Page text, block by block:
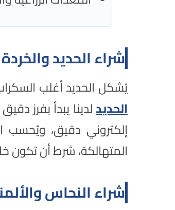
شراء الحديد
يُشكل الحديد أغلب
الحديدلدينا يبدأ بفرز
إلكتروني دقيق، ويُحسب
المتهالكة، شرط أن تكون
شراء النحاس